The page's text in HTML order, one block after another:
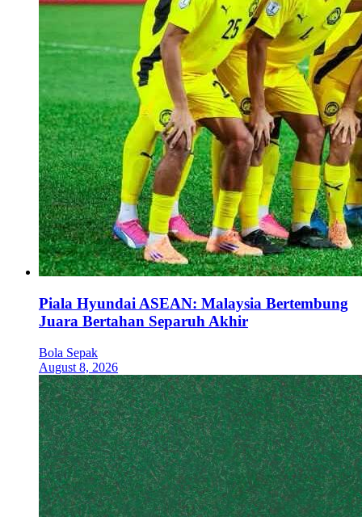
Piala Hyundai ASEAN: Malaysia Bertembung
Juara Bertahan Separuh Akhir
Bola Sepak
August 8, 2026